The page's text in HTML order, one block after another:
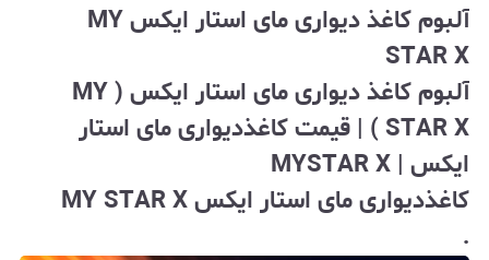
آلبوم کاغذ دیواری
مای استار ایکس MY
STAR X
آلبوم کاغذ دیواری مای استار ایکس ( MY
STAR X ) | قیمت کاغذدیواری مای استار
ایکس | MYSTAR X
کاغذدیواری مای استار ایکس MY STAR X
.